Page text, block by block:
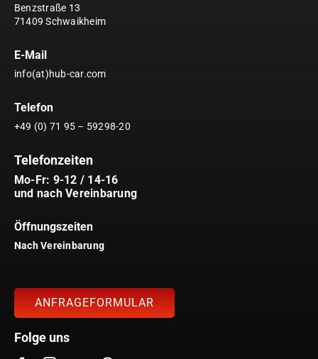
Benzstraße 13
71409 Schwaikheim
E-Mail
info(at)hub-car.com
Telefon
+49 (0) 71 95 – 59298-20
Telefonzeiten
Mo-Fr: 9-12 / 14-16
und nach Vereinbarung
Öffnungszeiten
Nach Vereinbarung
ANFRAGEFORMULAR
Folge uns